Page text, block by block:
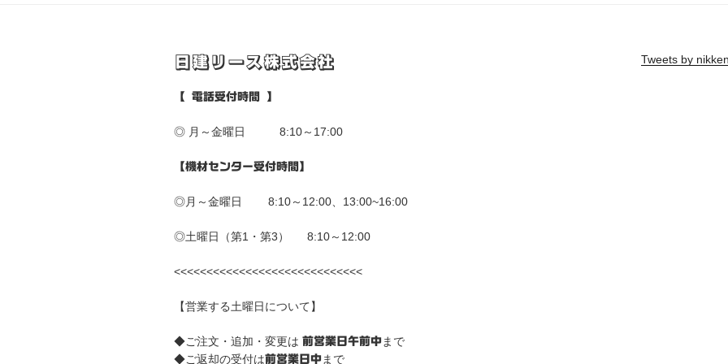
シ
日建リース株式会社
【 電話受付時間 】
◎ 月～金曜日 8:10～17:00
【機材センター受付時間】
◎月～金曜日 8:10～12:00、13:00~16:00
◎土曜日（第1・第3） 8:10～12:00
<<<<<<<<<<<<<<<<<<<<<<<<<<<<<
【営業する土曜日について】
◆ご注文・追加・変更は 前営業日午前中 まで
◆ご返却の受付は前営業日中 まで
Tweets by